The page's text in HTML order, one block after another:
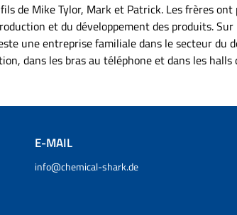
de Mike Tylor, Mark et Patrick. Les frères
et du développement des produits.
une entreprise familiale dans le secteur du
dans les bras au téléphone et dans les
E-MAIL
info@chemical-shark.de